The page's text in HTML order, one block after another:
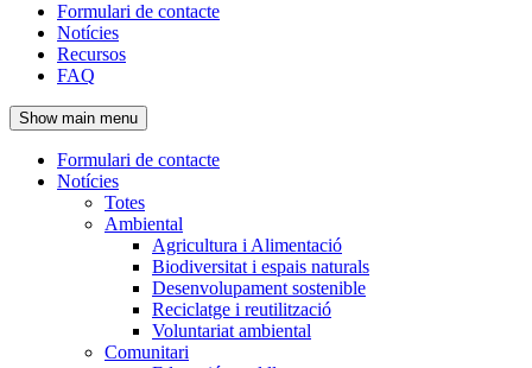
Navegació
principal
de
l'encapçalament
Formulari de contacte
Notícies
Recursos
FAQ
Show main menu
Navegació
principal
Formulari de contacte
Notícies
Totes
Ambiental
Agricultura i Alimentació
Biodiversitat i espais naturals
Desenvolupament sostenible
Reciclatge i reutilització
Voluntariat ambiental
Comunitari